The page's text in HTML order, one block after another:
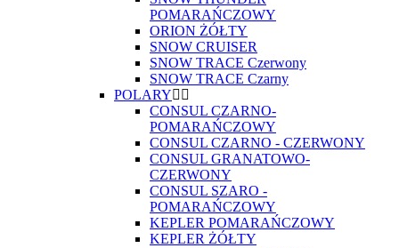
POMARAŃCZOWY
ORION ŻÓŁTY
SNOW CRUISER
SNOW TRACE Czerwony
SNOW TRACE Czarny
POLARY
CONSUL CZARNO-
POMARAŃCZOWY
CONSUL CZARNO - CZERWONY
CONSUL GRANATOWO-
CZERWONY
CONSUL SZARO -
POMARAŃCZOWY
KEPLER POMARAŃCZOWY
KEPLER ŻÓŁTY